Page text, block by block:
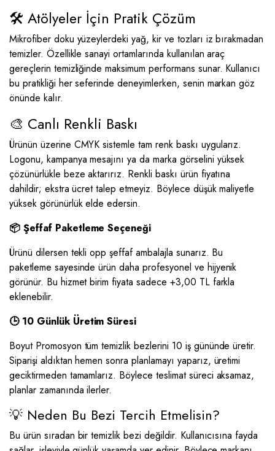
🛠️ Atölyeler İçin Pratik Çözüm
Mikrofiber doku yüzeylerdeki yağ, kir ve tozları iz bırakmadan
temizler. Özellikle sanayi ortamlarında kullanılan araç
gereçlerin temizliğinde maksimum performans sunar. Kullanıcı
bu pratikliği her seferinde deneyimlerken, senin markan göz
önünde kalır.
🎨 Canlı Renkli Baskı
Ürünün üzerine CMYK sistemle tam renk baskı uygularız.
Logonu, kampanya mesajını ya da marka görselini yüksek
çözünürlükle beze aktarırız. Renkli baskı ürün fiyatına
dahildir; ekstra ücret talep etmeyiz. Böylece düşük maliyetle
yüksek görünürlük elde edersin.
📦 Şeffaf Paketleme Seçeneği
Ürünü dilersen tekli opp şeffaf ambalajla sunarız. Bu
paketleme sayesinde ürün daha profesyonel ve hijyenik
görünür. Bu hizmet birim fiyata sadece +3,00 TL farkla
eklenebilir.
🕒 10 Günlük Üretim Süresi
Boyut Promosyon tüm temizlik bezlerini 10 iş gününde üretir.
Siparişi aldıktan hemen sonra planlamayı yaparız, üretimi
geciktirmeden tamamlarız. Böylece teslimat süreci aksamaz,
planlar zamanında ilerler.
💡 Neden Bu Bezi Tercih Etmelisin?
Bu ürün sıradan bir temizlik bezi değildir. Kullanıcısına fayda